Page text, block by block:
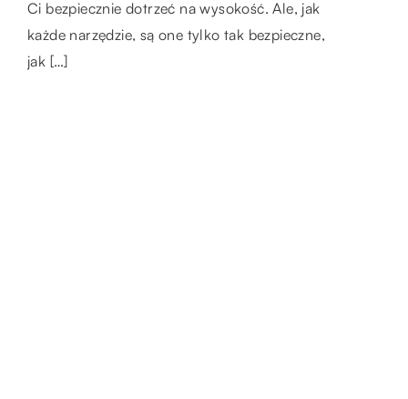
Coraz więcej osób decyduje się na udział w
profesjonalnym kursie motorowodnym. Po
jego ukończeniu i zdaniu stosownego
Ci bezpiecznie dotrzeć na wysokość. Ale, jak
każde narzędzie, są one tylko tak bezpieczne,
jak […]